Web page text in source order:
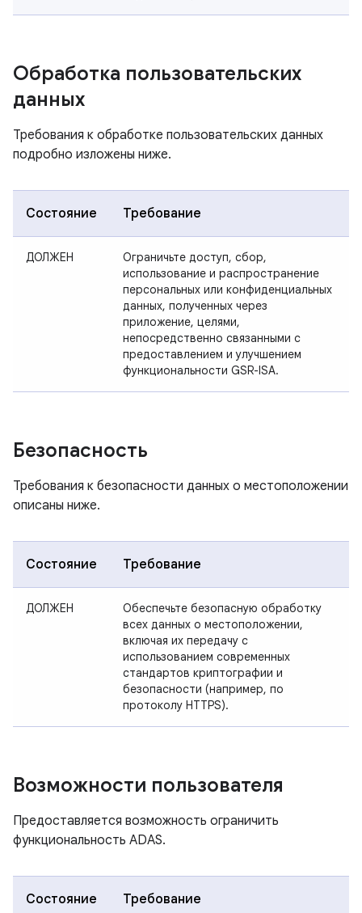
Обработка пользовательских
данных
Требования к обработке пользовательских данных
подробно изложены ниже.
Состояние Требование
ДОЛЖЕН
Ограничьте доступ, сбор,
использование и распространение
персональных или конфиденциальных
данных, полученных через
приложение, целями,
непосредственно связанными с
предоставлением и улучшением
функциональности GSR-ISA.
Безопасность
Требования к безопасности данных о местоположении
описаны ниже.
Состояние Требование
ДОЛЖЕН
Обеспечьте безопасную обработку
всех данных о местоположении,
включая их передачу с
использованием современных
стандартов криптографии и
безопасности (например, по
протоколу HTTPS).
Возможности пользователя
Предоставляется возможность ограничить
функциональность ADAS.
Состояние Требование